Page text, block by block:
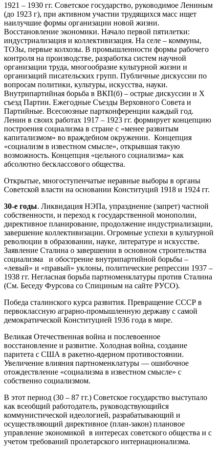
1921 – 1930 гг. Советское государство, руководимое Лениным
(до 1923 г), при активном участии трудящихся масс ищет
наилучшие формы организации новой жизни.
Восстановление экономики. Начало первой пятилетки:
индустриализация и коллективизация. На селе – коммуны,
ТОЗы, первые колхозы. В промышленности формы рабочего
контроля на производстве, разработка систем научной
организации труда, многообразие культурной жизни и
организаций писательских групп. Публичные дискуссии по
вопросам политики, культуры, искусства, науки.
Внутрипартийная борьба в ВКП(б) – острые дискуссии и Х
съезд Партии. Ежегодные Съезды Верховного Совета и
Партийные. Всесоюзные партконференции каждый год.
Ленин в своих работах 1917 – 1923 гг. формирует концепцию
построения социализма в стране с «менее развитым
капитализмом» во враждебном окружении. Концепция
«социализм в известном смысле», открывшая такую
возможность. Концепция «цельного социализма» как
абсолютно бесклассового общества.
Открытые, многоступенчатые неравные выборы в органы
Советской власти на основании Конституций 1918 и 1924 гг.
30-е годы. Ликвидация НЭПа, упразднение (запрет) частной
собственности, и переход к государственной монополии,
директивное планирование, продолжение индустриализации,
завершение коллективизации. Огромные успехи в культурной
революции в образовании, науке, литературе и искусстве.
Заявление Сталина о завершении в основном строительства
социализма и обострение внутрипартийной борьбы –
«левый» и «правый» уклоны, политические репрессии 1937 –
1938 гг. Негласная борьба партноменклатуры против Сталина
(См. Беседу Фурсова со Спициным на сайте РУСО).
Победа сталинского курса развития. Превращение СССР в
первоклассную аграрно-промышленную державу с самой
демократической Конституцией 1936 года в мире.
Великая Отечественная война и послевоенное
восстановление и развитие. Холодная война, создание
паритета с США в ракетно-ядерном противостоянии.
Увеличение влияния партноменклатуры — ошибочное
отождествление «социализма в известном смысле» с
собственно социализмом.
В этот период (30 – 87 гг.) Советское государство выступало
как всеобщий работодатель, руководствующийся
коммунистической идеологией, разрабатывающий и
осуществляющий директивное (план-закон) плановое
управление экономикой в интересах советского общества и с
учетом требований пролетарского интернационализма.